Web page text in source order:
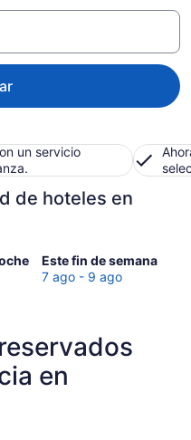
un servicio
de hoteles en
Este fin de semana
Consultar
precios
este
fin
de
7 ago - 9 ago
en